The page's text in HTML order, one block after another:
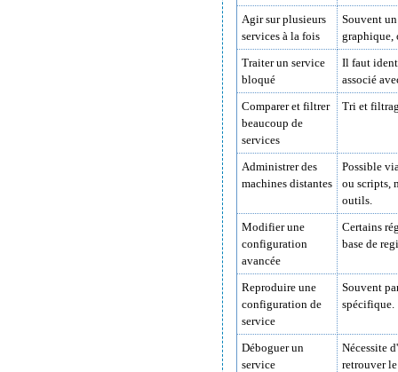
Agir sur plusieurs
services à la fois
Souvent
graphique,
Traiter un service
bloqué
Il faut
associé
Comparer et filtrer
beaucoup de
services
Tri et
Administrer des
machines distantes
Possible
ou scripts,
outils.
Modifier une
configuration
avancée
Certains
base de
Reproduire une
configuration de
service
Souvent
spécifique.
Déboguer un
service
Nécessite
retrouver